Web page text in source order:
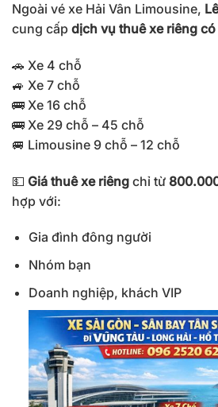
Ngoài vé xe Hải Vân Limousine,
cung cấp dịch vụ thuê xe riêng có
🚗 Xe 4 chỗ
🚙 Xe 7 chỗ
🚌 Xe 16 chỗ
🚌 Xe 29 chỗ – 45 chỗ
🚐 Limousine 9 chỗ – 12 chỗ
💵 Giá thuê xe riêng chỉ từ
hợp với:
Gia đình đông người
Nhóm bạn
Doanh nghiệp, khách VIP